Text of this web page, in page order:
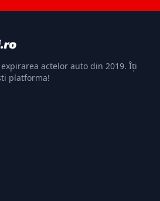
actelor auto din 2019. Îți
platforma!